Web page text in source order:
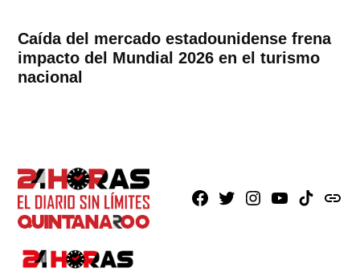
Caída del mercado estadounidense frena
impacto del Mundial 2026 en el turismo
nacional
Facebook
X Instagram
YoutubeTikTokissuu